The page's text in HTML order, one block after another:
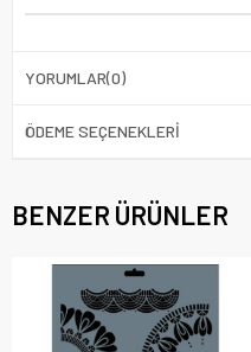
YORUMLAR(0)
ÖDEME SEÇENEKLERI
BENZER ÜRÜNLER